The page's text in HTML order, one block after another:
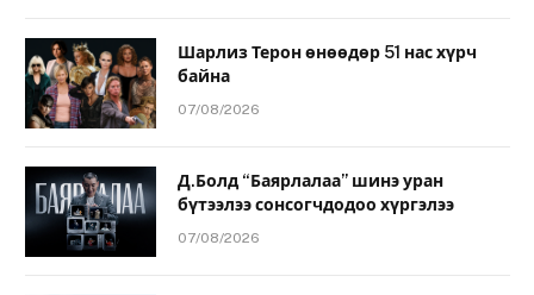
Шарлиз Терон өнөөдөр 51 нас хүрч
байна
07/08/2026
Д.Болд “Баярлалаа” шинэ уран
бүтээлээ сонсогчдодоо хүргэлээ
07/08/2026